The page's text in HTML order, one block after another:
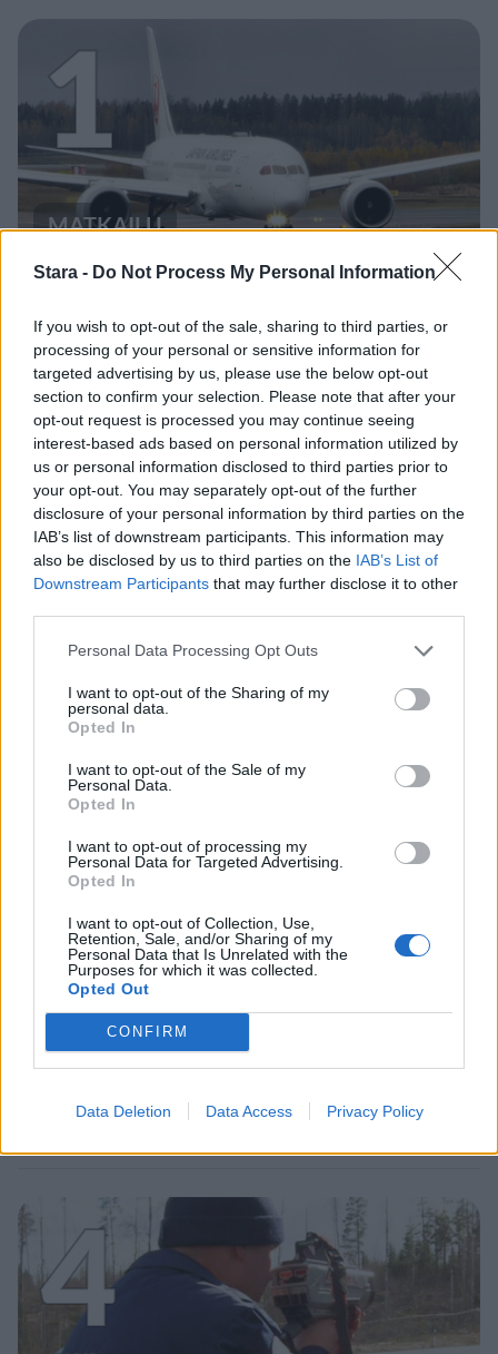
Stara - Do Not Process My Personal Information
If you wish to opt-out of the sale, sharing to third parties, or
processing of your personal or sensitive information for
targeted advertising by us, please use the below opt-out
section to confirm your selection. Please note that after your
opt-out request is processed you may continue seeing
interest-based ads based on personal information utilized by
us or personal information disclosed to third parties prior to
your opt-out. You may separately opt-out of the further
disclosure of your personal information by third parties on the
IAB’s list of downstream participants. This information may
also be disclosed by us to third parties on the IAB’s List of
Downstream Participants that may further disclose it to other
Personal Data Processing Opt Outs
I want to opt-out of the Sharing of my
personal data.
Opted In
I want to opt-out of the Sale of my
Personal Data.
Opted In
I want to opt-out of processing my
Personal Data for Targeted Advertising.
Opted In
I want to opt-out of Collection, Use,
Retention, Sale, and/or Sharing of my
Personal Data that Is Unrelated with the
Purposes for which it was collected.
Opted Out
CONFIRM
Data Deletion Data Access Privacy Policy
1
MATKAILU
valitsivat suosikkikohteensa –
yllättävä voittaja
2
UUTISET
F/A-18 Hornet jyrähtää ylilennolle
Jyväskylässä – katuja suljetaan
3
UUTISET
ulkomaanmatkan vuoksi
4